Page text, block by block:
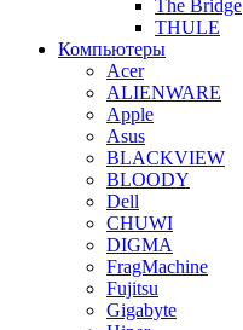
The Bridge
THULE
Компьютеры
Acer
ALIENWARE
Apple
Asus
BLACKVIEW
BLOODY
Dell
CHUWI
DIGMA
FragMachine
Fujitsu
Gigabyte